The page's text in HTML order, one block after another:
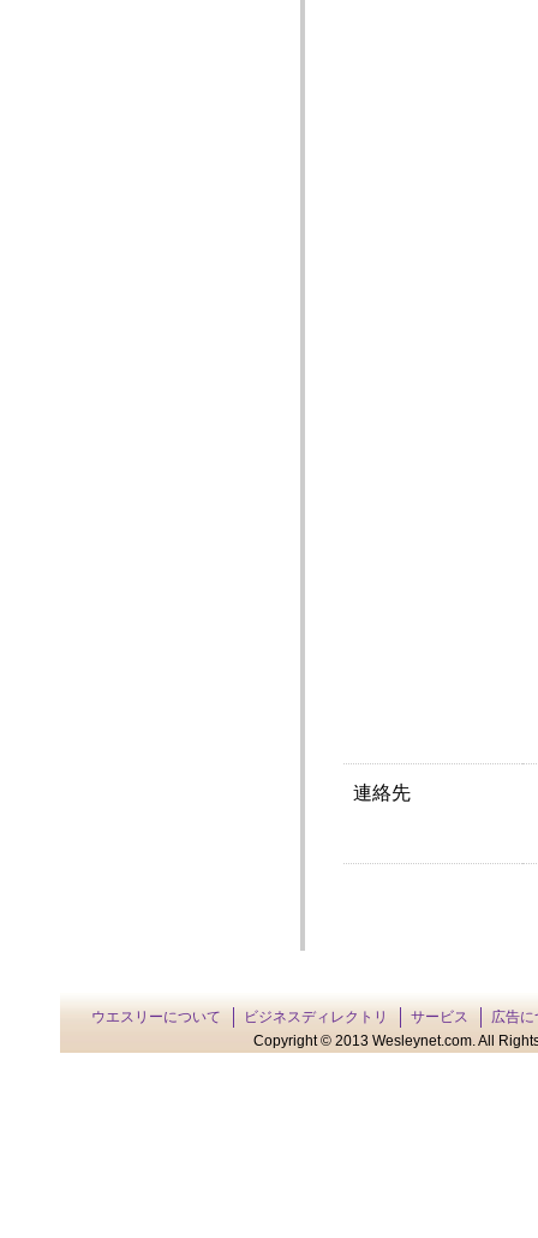
連絡先
ウエスリーについて ビジネスディレクトリ サービス
広告に
Copyright © 2013 Wesleynet.com. All